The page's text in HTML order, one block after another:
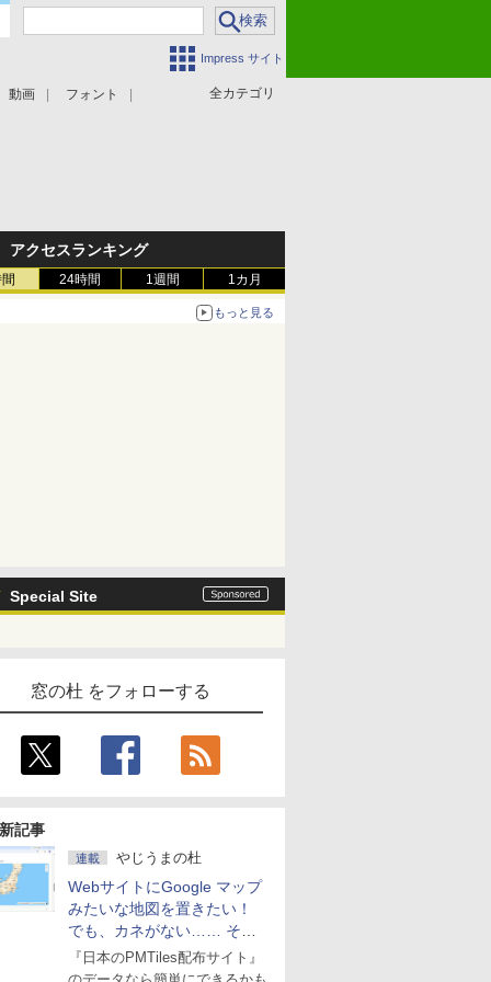
Impress サイト
全カテゴリ
動画 フォント
アクセスランキング
24時間 1週間 1カ月
もっと見る
Special Site
窓の杜 をフォローする
記事
連載 やじうまの杜
WebサイトにGoogle マップ
みたいな地図を置きたい！
でも、カネがない…… そん
な人に朗報！
『日本のPMTiles配布サイト』